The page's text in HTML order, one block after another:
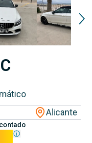
Alicante